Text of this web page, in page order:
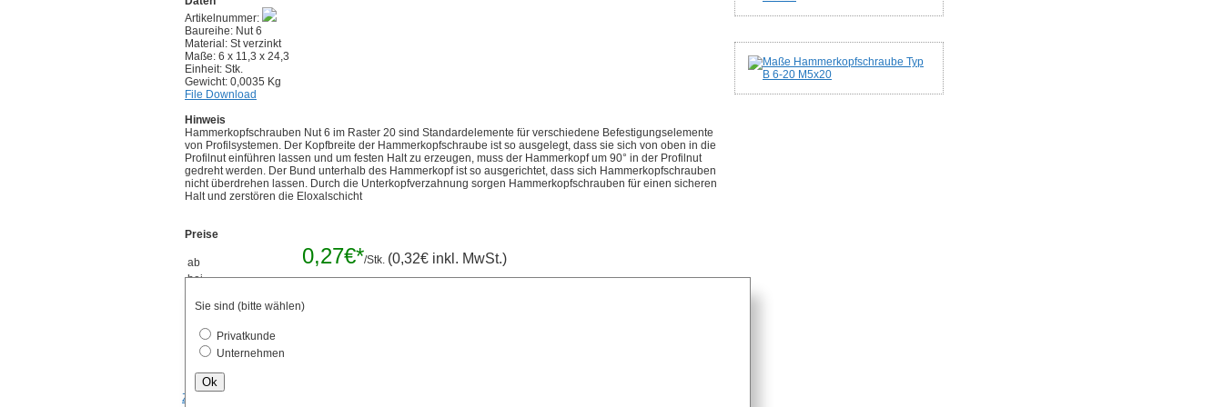
Artikelnummer:
Baureihe: Nut 6
Material: St verzinkt
Maße: 6 x 11,3 x 24,3
Einheit: Stk.
Gewicht: 0,0035 Kg
File Download
Hinweis
Hammerkopfschrauben Nut 6 im Raster 20 sind Standardelemente für verschiedene Befestigungselemente
von Profilsystemen. Der Kopfbreite der Hammerkopfschraube ist so ausgelegt, dass sie sich von oben in die
Profilnut einführen lassen und um festen Halt zu erzeugen, muss der Hammerkopf um 90° in der Profilnut
gedreht werden. Der Bund unterhalb des Hammerkopf ist so ausgerichtet, dass sich Hammerkopfschrauben
nicht überdrehen lassen. Durch die Unterkopfverzahnung sorgen Hammerkopfschrauben für einen sicheren
Halt und zerstören die Eloxalschicht
Preise
Sie sind (bitte wählen)
Privatkunde
Unternehmen
Ok
ab 0,27€*/Stk. (0,32€ inkl. MwSt.)
bei
Stk.
Zurück